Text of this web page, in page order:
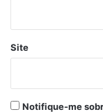
Site
Notifique-me